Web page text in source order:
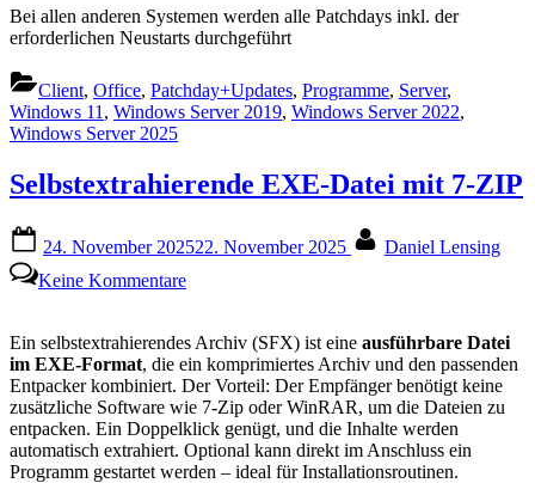
Bei allen anderen Systemen werden alle Patchdays inkl. der
erforderlichen Neustarts durchgeführt
Client, Office, Patchday+Updates, Programme, Server,
Windows 11 , Windows Server 2019, Windows Server 2022,
Windows Server 2025
Selbstextrahierende EXE-Datei mit 7-ZIP
on
24. November 202522. November 2025
Daniel Lensing
Keine KommentareSelbstextrahierende
Datei
mit
7-
ZIP
Ein selbstextrahierendes Archiv (SFX) ist eine ausführbare Datei
im EXE-Format, die ein komprimiertes Archiv und den passenden
Entpacker kombiniert. Der Vorteil: Der Empfänger benötigt keine
zusätzliche Software wie 7-Zip oder WinRAR, um die Dateien zu
entpacken. Ein Doppelklick genügt, und die Inhalte werden
automatisch extrahiert. Optional kann direkt im Anschluss ein
Programm gestartet werden – ideal für Installationsroutinen.